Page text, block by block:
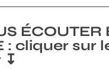
ÉCOUTER
: cliquer sur
↧